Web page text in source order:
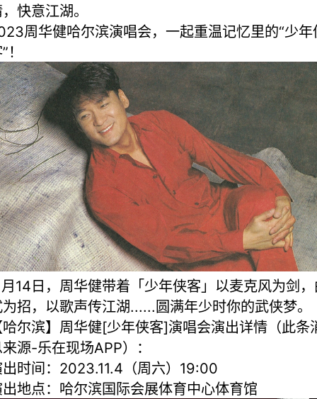
快意江湖。
周华健哈尔滨演唱会，一起重温记忆里的“少年
！
月14日，周华健带着「少年侠客」以麦克风为剑
招，以歌声传江湖......圆满年少时你的武侠梦。
尔滨】周华健[少年侠客]演唱会演出详情（此条
源-乐在现场APP）：
时间：2023.11.4（周六）19:00
地点：哈尔滨国际会展体育中心体育馆